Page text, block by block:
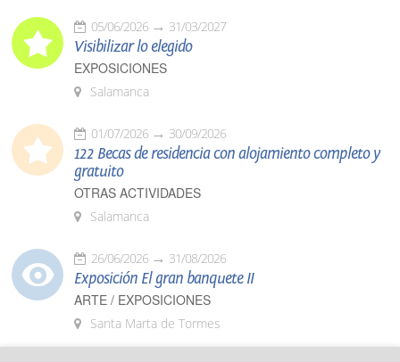
05/06/2026 31/03/2027
Visibilizar lo elegido
EXPOSICIONES
Salamanca
01/07/2026 30/09/2026
122 Becas de residencia con alojamiento completo y
gratuito
OTRAS ACTIVIDADES
Salamanca
26/06/2026 31/08/2026
Exposición El gran banquete II
ARTE / EXPOSICIONES
Santa Marta de Tormes